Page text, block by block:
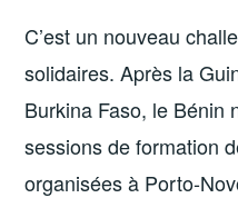
C’est un nouveau
solidaires. Après la
Burkina Faso, le Bénin
sessions de formation
organisées à Porto-